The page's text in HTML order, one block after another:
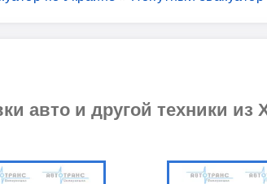
авто и другой техники